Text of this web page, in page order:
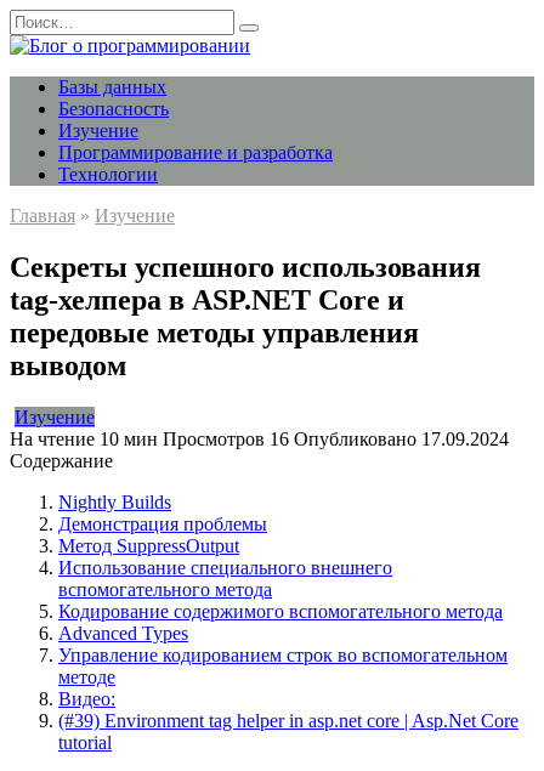
Перейти
к
содержанию
Search
for:
Базы данных
Безопасность
Изучение
Программирование и разработка
Технологии
Главная » Изучение
Секреты успешного использования
tag-хелпера в ASP.NET Core и
передовые методы управления
выводом
Изучение
На чтение 10 мин Просмотров 16 Опубликовано 17.09.2024
Содержание
Nightly Builds
Демонстрация проблемы
Метод SuppressOutput
Использование специального внешнего
вспомогательного метода
Кодирование содержимого вспомогательного метода
Advanced Types
Управление кодированием строк во вспомогательном
методе
Видео:
(#39) Environment tag helper in asp.net core | Asp.Net Core
tutorial